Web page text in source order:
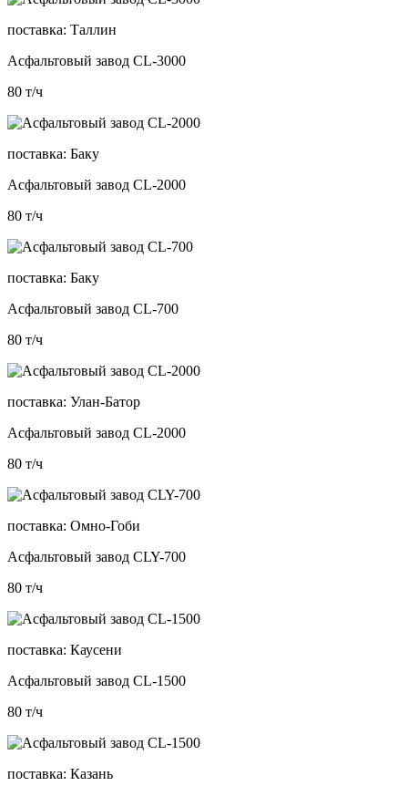
поставка: Таллин
Асфальтовый завод CL-3000
80 т/ч
поставка: Баку
Асфальтовый завод CL-2000
80 т/ч
поставка: Баку
Асфальтовый завод CL-700
80 т/ч
поставка: Улан-Батор
Асфальтовый завод CL-2000
80 т/ч
поставка: Омно-Гоби
Асфальтовый завод CLY-700
80 т/ч
поставка: Каусени
Асфальтовый завод CL-1500
80 т/ч
поставка: Казань